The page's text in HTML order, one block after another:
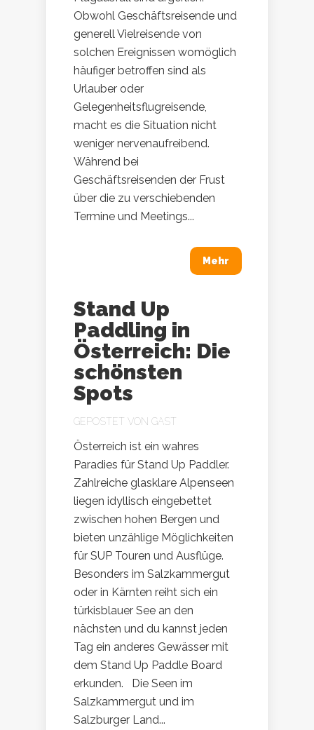
Obwohl Geschäftsreisende und
generell Vielreisende von
solchen Ereignissen womöglich
häufiger betroffen sind als
Urlauber oder
Gelegenheitsflugreisende,
macht es die Situation nicht
weniger nervenaufreibend.
Während bei
Geschäftsreisenden der Frust
über die zu verschiebenden
Termine und Meetings...
Mehr
Stand Up
Paddling in
Österreich: Die
schönsten
Spots
GEPOSTET VON GAST
Österreich ist ein wahres
Paradies für Stand Up Paddler.
Zahlreiche glasklare Alpenseen
liegen idyllisch eingebettet
zwischen hohen Bergen und
bieten unzählige Möglichkeiten
für SUP Touren und Ausflüge.
Besonders im Salzkammergut
oder in Kärnten reiht sich ein
türkisblauer See an den
nächsten und du kannst jeden
Tag ein anderes Gewässer mit
dem Stand Up Paddle Board
erkunden. Die Seen im
Salzkammergut und im
Salzburger Land...